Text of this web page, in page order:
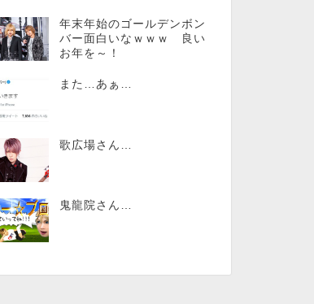
年末年始のゴールデンボン
バー面白いなｗｗｗ 良い
お年を～！
また…あぁ…
歌広場さん…
鬼龍院さん…